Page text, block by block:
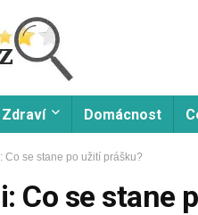
Zdraví Domácnost
Co se stane po užití prášku?
Co se stane